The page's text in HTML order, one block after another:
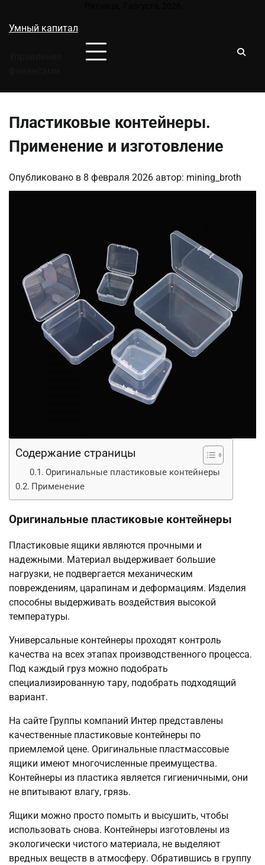
содержимому
Умный капитал
Пластиковые контейнеры.
Применение и изготовление
Опубликовано в 8 февраля 2026 автор: mining_broth
Содержание страницы
Оригинальные пластиковые контейнеры
Применение
Оригинальные пластиковые контейнеры
Пластиковые ящики являются прочными и
надежными. Материал выдерживает большие
нагрузки, не подвергается механическим
повреждениям, царапинам и деформациям. Изделия
способны выдерживать воздействия высокой
температуры.
Универсальные контейнеры проходят контроль
качества на всех этапах производственного процесса.
Под каждый груз можно подобрать
специализированную тару, подобрать подходящий
вариант.
На сайте Группы компаний Интер представлены
качественные пластиковые контейнеры по
приемлемой цене. Оригинальные пластмассовые
ящики имеют многочисленные преимущества.
Контейнеры из пластика является гигиеничными, они
не впитывают влагу, грязь.
Ящики можно просто помыть и высушить, чтобы
использовать снова. Контейнеры изготовлены из
экологически чистого материала, не выделяют
вредных веществ в атмосферу. Обратившись в группу